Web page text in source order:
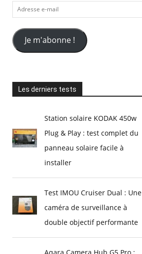
Adresse
e-
mail
Je m'abonne !
Les derniers tests
Station solaire KODAK 450w
Plug & Play : test complet du
panneau solaire facile à
installer
Test IMOU Cruiser Dual : Une
caméra de surveillance à
double objectif performante